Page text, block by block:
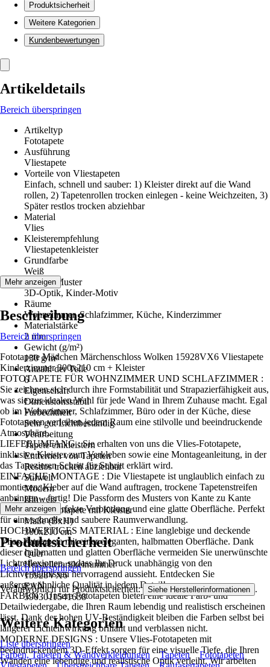
Produktsicherheit
Weitere Kategorien
Kundenbewertungen
Artikeldetails
Bereich überspringen
Artikeltyp
Fototapete
Ausführung
Vliestapete
Vorteile von Vliestapeten
Einfach, schnell und sauber: 1) Kleister direkt auf die Wand
rollen, 2) Tapetenrollen trocken einlegen - keine Weichzeiten, 3)
Später restlos trocken abziehbar
Material
Vlies
Kleisterempfehlung
Vliestapetenkleister
Grundfarbe
Weiß
Dekor / Muster
3D-Optik, Kinder-Motiv
Räume
Wohnzimmer, Schlafzimmer, Küche, Kinderzimmer
Materialstärke
2 mm
Gewicht (g/m²)
130 g/m²
Anzahl der Teile
6
Eigenschaft
Dimensionsstabil
Farbechtheit
Sehr gut Lichtbeständig
Verarbeitung
Tapete einkleistern
Entfernen von Tapeten
Restlos trocken abziehbar
Stilwelt
Modern
Hinweis
Vlies Fototapete mit Kleister
Maße (BxH)
300x210 cm
Format
Quer
Herstellerartikelnummer
15928VX6
EAN
5903011541638
Mehr anzeigen
Beschreibung
Bereich überspringen
Fototapete Mädchen Märchenschloss Wolken 15928VX6 Vliestapete
Kinderzimmer 300x210 cm + Kleister
FOTOTAPETE FÜR WOHNZIMMER UND SCHLAFZIMMER :
Sie zeichnen sich durch ihre Formstabilität und Strapazierfähigkeit aus,
was sie zur idealen Wahl für jede Wand in Ihrem Zuhause macht. Egal
ob im Wohnzimmer, Schlafzimmer, Büro oder in der Küche, diese
Fototapeten verleihen jedem Raum eine stilvolle und beeindruckende
Atmosphäre..
LIEFERUMFANG : Sie erhalten von uns die Vlies-Fototapete,
inklusive Kleister zum Verkleben sowie eine Montageanleitung, in der
das Tapezieren Schritt für Schritt erklärt wird.
EINFACHE MONTAGE : Die Vliestapete ist unglaublich einfach zu
montieren: Kleber auf die Wand auftragen, trockene Tapetenstreifen
anbringen – fertig! Die Passform des Musters von Kante zu Kante
sorgt für eine perfekte Verbindung und eine glatte Oberfläche. Perfekt
für eine schnelle und saubere Raumverwandlung.
HOCHWERTIGES MATERIAL : Eine langlebige und deckende
Vlies-Fototapete mit einer eleganten, halbmatten Oberfläche. Dank
dieser halbmatten und glatten Oberfläche vermeiden Sie unerwünschte
Lichtreflexionen, sodass Ihr Druck unabhängig von den
Lichtverhältnissen hervorragend aussieht. Entdecken Sie
außergewöhnliche Qualität in jedem Detail!
FARBEN : Unsere Fototapeten bieten eine ideale Farb- und
Detailwiedergabe, die Ihren Raum lebendig und realistisch erscheinen
lässt. Dank der hohen UV-Beständigkeit bleiben die Farben selbst bei
längerer Lichteinwirkung brillant und verblassen nicht.
MODERNE DESIGNS : Unsere Vlies-Fototapeten mit
beeindruckendem 3D-Effekt sorgen für eine visuelle Tiefe, die Ihren
Wänden eine lebendige und realistische Optik verleiht. Wir arbeiten
Mehr anzeigen
Produktsicherheit
Bereich überspringen
Verantwortlich für Produktsicherheit: Siehe Herstellerinformationen .
Weitere Kategorien
Liste überspringen
Farben, Tapeten & Wandverkleidungen
Tapeten
Fototapeten